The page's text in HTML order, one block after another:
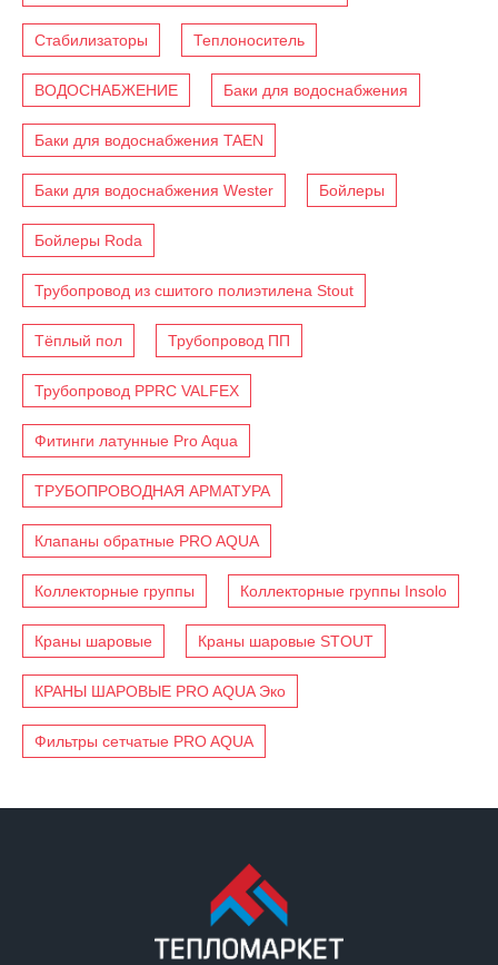
Стабилизаторы Теплоноситель
ВОДОСНАБЖЕНИЕ Баки для водоснабжения
Баки для водоснабжения TAEN
Баки для водоснабжения Wester Бойлеры
Бойлеры Roda
Трубопровод из сшитого полиэтилена Stout
Тёплый пол Трубопровод ПП
Трубопровод PPRC VALFEX
Фитинги латунные Pro Aqua
ТРУБОПРОВОДНАЯ АРМАТУРА
Клапаны обратные PRO AQUA
Коллекторные группы Коллекторные группы Insolo
Краны шаровые Краны шаровые STOUT
КРАНЫ ШАРОВЫЕ PRO AQUA Эко
Фильтры сетчатые PRO AQUA